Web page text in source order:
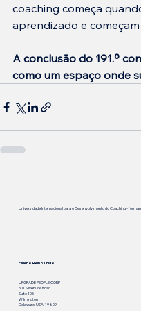
coaching começa
aprendizado e
A conclusão do 191.º
como um espaço onde
Universidade Internacional para o Desenvolvimento do Coaching -
Filial no Reino Unido
UPGRADE PEOPLE CORP
501 Silverside Road
Suite 105
Wilmington
Delaware, USA, 19809